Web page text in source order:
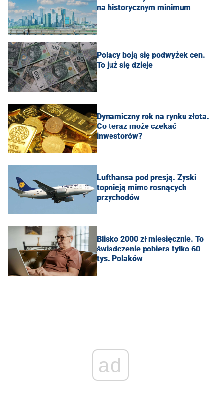
na historycznym minimum
Polacy boją się podwyżek cen.
To już się dzieje
Dynamiczny rok na rynku złota.
Co teraz może czekać
inwestorów?
Lufthansa pod presją. Zyski
topnieją mimo rosnących
przychodów
Blisko 2000 zł miesięcznie. To
świadczenie pobiera tylko 60
tys. Polaków
ad